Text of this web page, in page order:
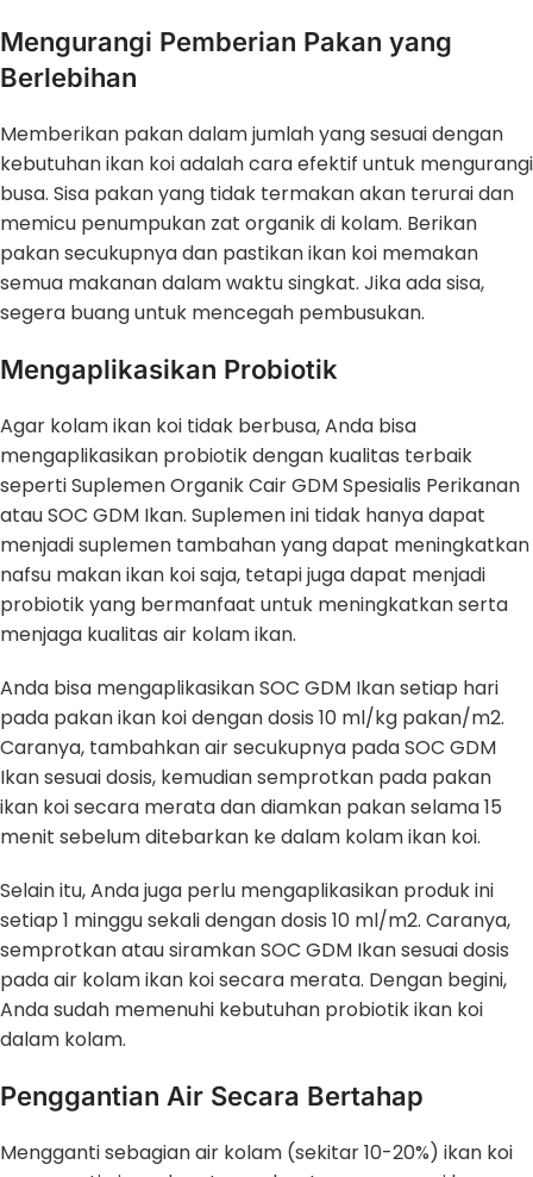
Mengurangi Pemberian Pakan yang
Berlebihan
Memberikan pakan dalam jumlah yang sesuai dengan
kebutuhan ikan koi adalah cara efektif untuk mengurangi
busa. Sisa pakan yang tidak termakan akan terurai dan
memicu penumpukan zat organik di kolam. Berikan
pakan secukupnya dan pastikan ikan koi memakan
semua makanan dalam waktu singkat. Jika ada sisa,
segera buang untuk mencegah pembusukan.
Mengaplikasikan Probiotik
Agar kolam ikan koi tidak berbusa, Anda bisa
mengaplikasikan probiotik dengan kualitas terbaik
seperti Suplemen Organik Cair GDM Spesialis Perikanan
atau SOC GDM Ikan. Suplemen ini tidak hanya dapat
menjadi suplemen tambahan yang dapat meningkatkan
nafsu makan ikan koi saja, tetapi juga dapat menjadi
probiotik yang bermanfaat untuk meningkatkan serta
menjaga kualitas air kolam ikan.
Anda bisa mengaplikasikan SOC GDM Ikan setiap hari
pada pakan ikan koi dengan dosis 10 ml/kg pakan/m2.
Caranya, tambahkan air secukupnya pada SOC GDM
Ikan sesuai dosis, kemudian semprotkan pada pakan
ikan koi secara merata dan diamkan pakan selama 15
menit sebelum ditebarkan ke dalam kolam ikan koi.
Selain itu, Anda juga perlu mengaplikasikan produk ini
setiap 1 minggu sekali dengan dosis 10 ml/m2. Caranya,
semprotkan atau siramkan SOC GDM Ikan sesuai dosis
pada air kolam ikan koi secara merata. Dengan begini,
Anda sudah memenuhi kebutuhan probiotik ikan koi
dalam kolam.
Penggantian Air Secara Bertahap
Mengganti sebagian air kolam (sekitar 10-20%) ikan koi